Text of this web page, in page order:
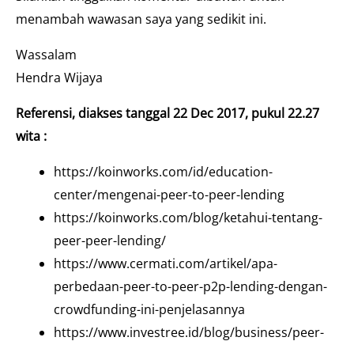
menambah wawasan saya yang sedikit ini.
Wassalam
Hendra Wijaya
Referensi, diakses tanggal 22 Dec 2017, pukul 22.27
wita :
https://koinworks.com/id/education-
center/mengenai-peer-to-peer-lending
https://koinworks.com/blog/ketahui-tentang-
peer-peer-lending/
https://www.cermati.com/artikel/apa-
perbedaan-peer-to-peer-p2p-lending-dengan-
crowdfunding-ini-penjelasannya
https://www.investree.id/blog/business/peer-